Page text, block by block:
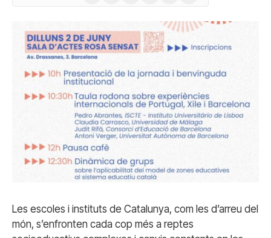
Les escoles i instituts de Catalunya, com les d’arreu del
món, s’enfronten cada cop més a reptes